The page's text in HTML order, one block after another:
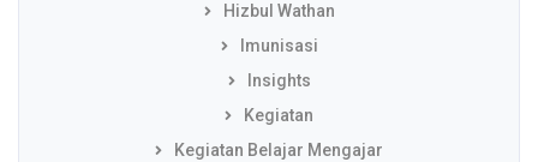
Hizbul Wathan
Imunisasi
Insights
Kegiatan
Kegiatan Belajar Mengajar